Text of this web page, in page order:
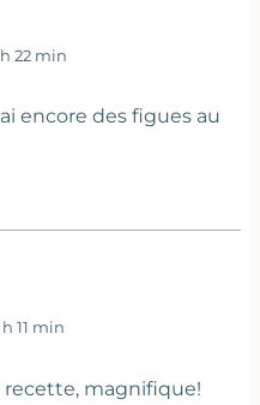
22 min
encore des figues au
11 min
magnifique!